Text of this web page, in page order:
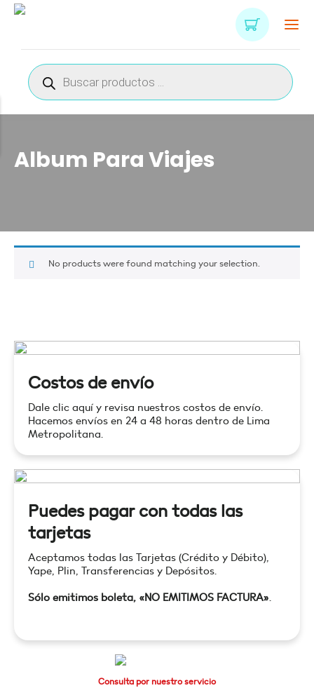
Búsqueda
de
productos
Album Para Viajes
No products were found matching your selection.
Costos de envío
Dale clic aquí y revisa nuestros costos de envío.
Hacemos envíos en 24 a 48 horas dentro de Lima
Metropolitana.
Puedes pagar con todas las
tarjetas
Aceptamos todas las Tarjetas (Crédito y Débito),
Yape, Plin, Transferencias y Depósitos.
Sólo emitimos boleta, «NO EMITIMOS FACTURA».
Consulta por nuestro servicio